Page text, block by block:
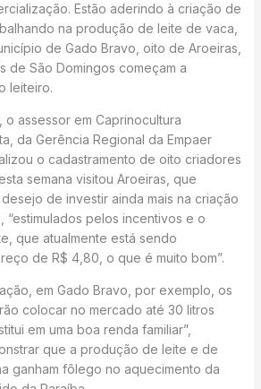
Estão aderindo à criação de
na produção de leite de vaca,
de Gado Bravo, oito de Aroeiras,
de São Domingos começam a
leiteiro.
o assessor em Caprinocultura
da Gerência Regional da Empaer
o cadastramento de oito criadores
semana visitou Aroeiras, que
de investir ainda mais na criação
“estimulados pelos incentivos e o
que atualmente está sendo
de R$ 4,80, o que é muito bom”.
em Gado Bravo, por exemplo, os
colocar no mercado até 30 litros
em uma boa renda familiar”,
que a produção de leite e de
ganham fôlego no aquecimento da